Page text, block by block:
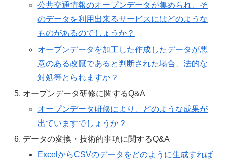
公共交通情報のオープンデータが集められ、そ
のデータを利用出来るサービスにはどのような
ものがあるのでしょうか？
オープンデータを加工した作成したデータが悪
意のある改竄であると判断された場合、法的な
対処等とられますか？
オープンデータ研修に関するQ&A
オープンデータ研修により、どのような成果が
出ていますでしょうか？
データの変換・技術的事項に関するQ&A
ExcelからCSVのデータをどのように生成すれば